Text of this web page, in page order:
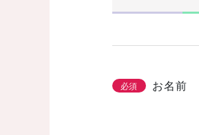
必須 お名前